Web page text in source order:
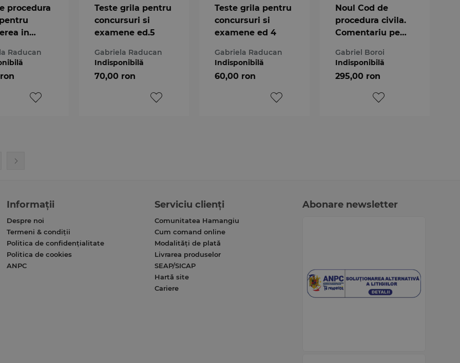
procedura
in
Spete
Raducan
Teste grila pentru
concursuri si
examene ed.5
Gabriela Raducan
Indisponibilă
70,00 ron
Teste grila pentru
concursuri si
examene ed 4
Gabriela Raducan
Indisponibilă
60,00 ron
Noul Cod de
procedura civila.
Comentariu pe
Gabriel Boroi
Indisponibilă
295,00 ron
Informații
Despre noi
Termeni & condiții
Politica de confidențialitate
Politica de cookies
ANPC
Serviciu clienți
Comunitatea Hamangiu
Cum comand online
Modalități de plată
Livrarea produselor
SEAP/SICAP
Hartă site
Cariere
Abonare newsletter